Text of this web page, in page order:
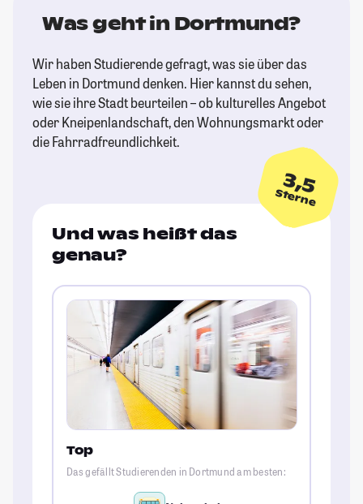
Was geht in Dortmund?
Wir haben Studierende gefragt, was sie über das
Leben in Dortmund denken. Hier kannst du sehen,
wie sie ihre Stadt beurteilen – ob kulturelles Angebot
oder Kneipenlandschaft, den Wohnungsmarkt oder
die Fahrradfreundlichkeit.
3,5
Sterne
Und was heißt das
genau?
Top
Das gefällt Studierenden in Dortmund am besten: